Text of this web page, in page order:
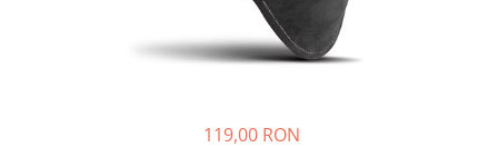
119,00 RON